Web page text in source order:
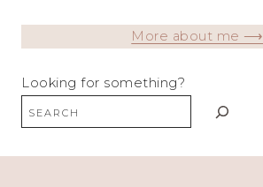
More about me ⟶
Looking for something?